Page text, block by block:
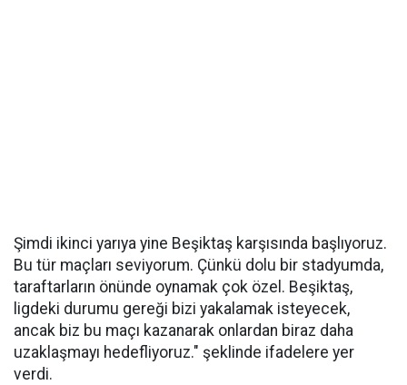
Şimdi ikinci yarıya yine Beşiktaş karşısında başlıyoruz.
Bu tür maçları seviyorum. Çünkü dolu bir stadyumda,
taraftarların önünde oynamak çok özel. Beşiktaş,
ligdeki durumu gereği bizi yakalamak isteyecek,
ancak biz bu maçı kazanarak onlardan biraz daha
uzaklaşmayı hedefliyoruz." şeklinde ifadelere yer
verdi.